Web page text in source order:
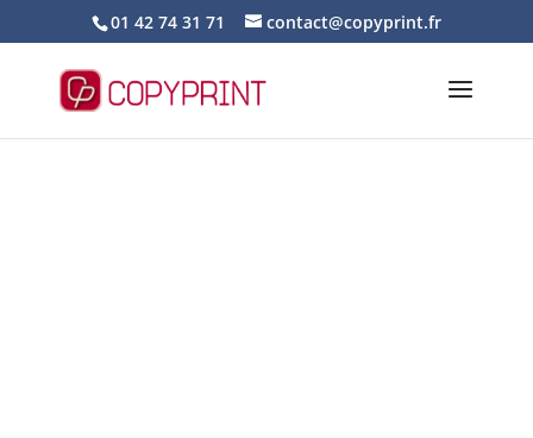
01 42 74 31 71 contact@copyprint.fr